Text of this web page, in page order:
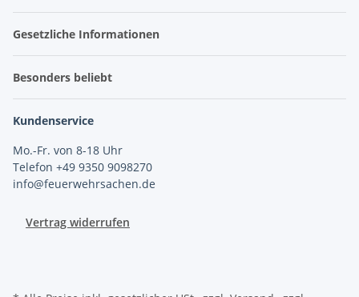
Gesetzliche Informationen
Besonders beliebt
Kundenservice
Mo.-Fr. von 8-18 Uhr
Telefon +49 9350 9098270
info@feuerwehrsachen.de
Vertrag widerrufen